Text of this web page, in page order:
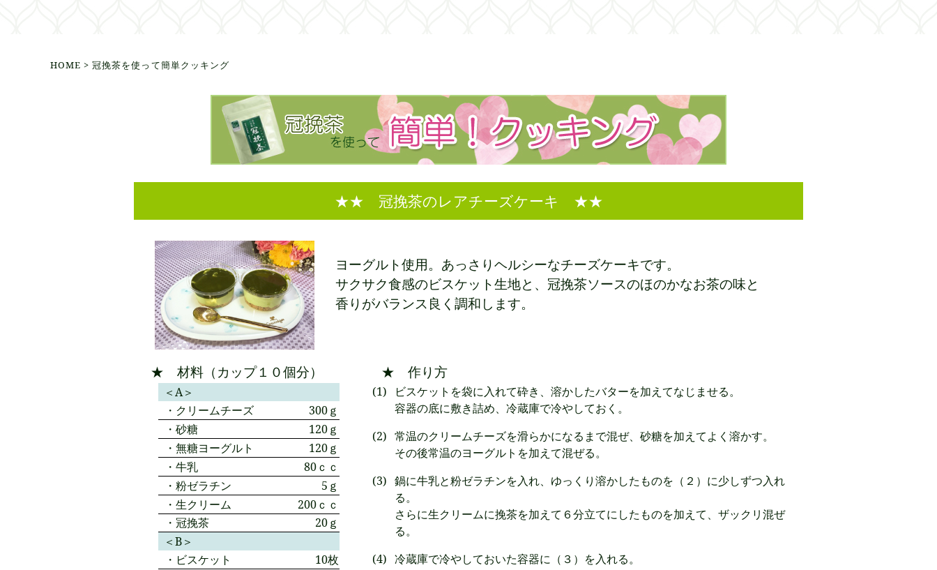
HOME > 冠挽茶を使って簡単クッキング
★★ 冠挽茶のレアチーズケーキ ★★
ヨーグルト使用。あっさりヘルシーなチーズケーキです。
サクサク食感のビスケット生地と、冠挽茶ソースのほのかなお茶の味と
香りがバランス良く調和します。
★ 材料（カップ１０個分）
＜A＞
クリームチーズ
300ｇ
砂糖
120ｇ
無糖ヨーグルト
120ｇ
牛乳
80ｃｃ
粉ゼラチン
5ｇ
生クリーム
200ｃｃ
冠挽茶
20ｇ
＜B＞
ビスケット
10枚
★ 作り方
ビスケットを袋に入れて砕き、溶かしたバターを加えてなじませる。
容器の底に敷き詰め、冷蔵庫で冷やしておく。
常温のクリームチーズを滑らかになるまで混ぜ、砂糖を加えてよく溶かす。
その後常温のヨーグルトを加えて混ぜる。
鍋に牛乳と粉ゼラチンを入れ、ゆっくり溶かしたものを（２）に少しずつ入れ
る。
さらに生クリームに挽茶を加えて６分立てにしたものを加えて、ザックリ混ぜ
る。
冷蔵庫で冷やしておいた容器に（３）を入れる。